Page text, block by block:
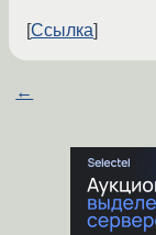
Ссылка
←